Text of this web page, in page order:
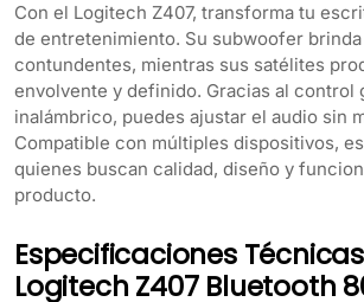
Con el Logitech Z407, transforma tu
de entretenimiento. Su subwoofer
contundentes, mientras sus satélites
envolvente y definido. Gracias al control
inalámbrico, puedes ajustar el audio sin
Compatible con múltiples dispositivos,
quienes buscan calidad, diseño y
producto.
Especificaciones
Logitech Z407 Bluetooth